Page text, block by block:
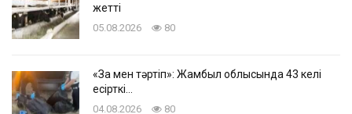
жетті
05.08.2026 80
«Заң мен тәртіп»: Жамбыл облысында 43 келі
есірткі…
04.08.2026 80